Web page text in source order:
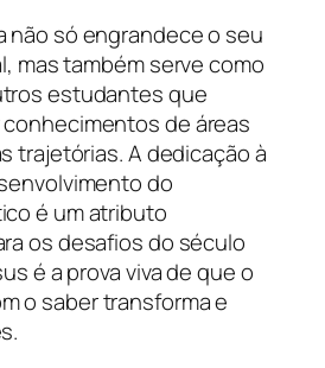
não só engrandece o seu
mas também serve como
estudantes que
de áreas
trajetórias. A dedicação à
do
é um atributo
os desafios do século
é a prova viva de que o
o saber transforma e